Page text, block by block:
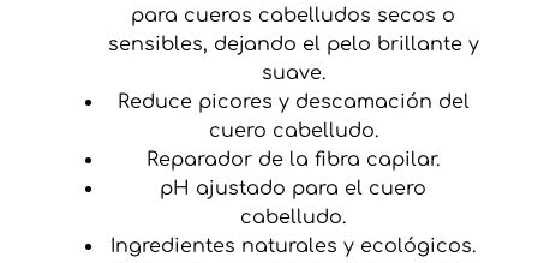
para cueros cabelludos secos o
sensibles, dejando el pelo brillante y
suave.
Reduce picores y descamación del
cuero cabelludo.
Reparador de la fibra capilar.
pH ajustado para el cuero
cabelludo.
Ingredientes naturales y ecológicos.